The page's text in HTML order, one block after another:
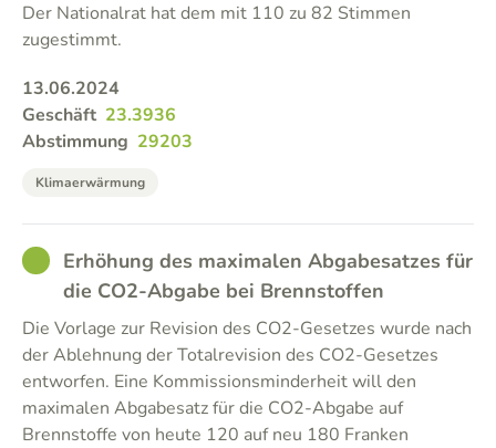
Der Nationalrat hat dem mit 110 zu 82 Stimmen
zugestimmt.
13.06.2024
Geschäft 23.3936
Abstimmung 29203
Klimaerwärmung
GOODErhöhung des maximalen Abgabesatzes für
die CO2-Abgabe bei Brennstoffen
Die Vorlage zur Revision des CO2-Gesetzes wurde nach
der Ablehnung der Totalrevision des CO2-Gesetzes
entworfen. Eine Kommissionsminderheit will den
maximalen Abgabesatz für die CO2-Abgabe auf
Brennstoffe von heute 120 auf neu 180 Franken